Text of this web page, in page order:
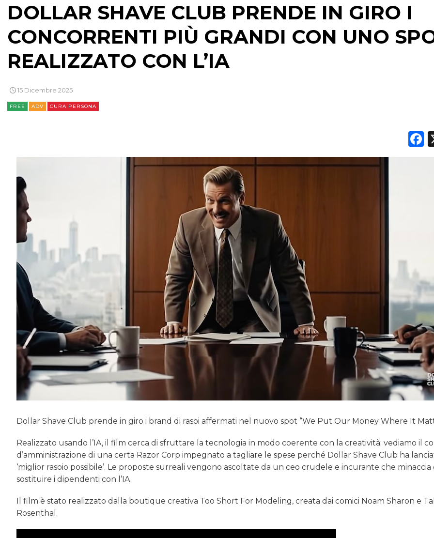
CASE HISTORY
OPINIONI
DOLLAR SHAVE CLUB PRENDE IN GIRO I
CONCORRENTI PIÙ GRANDI CON UNO
REALIZZATO CON L’IA
15 Dicembre 2025
FREE ADV CURA PERSONA
Dollar Shave Club prende in giro i brand di rasoi affermati nel nuovo spot “We Put Our Money Where It
Realizzato usando l’IA, il film cerca di sfruttare la tecnologia in modo coerente con la creatività: vediamo il
d’amministrazione di una certa Razor Corp impegnato a tagliare le spese perché Dollar Shave Club ha
‘miglior rasoio possibile’. Le proposte surreali vengono ascoltate da un ceo crudele e incurante che minaccia
sostituire i dipendenti con l’IA.
Il film è stato realizzato dalla boutique creativa Too Short For Modeling, creata dai comici Noam Sharon e
Rosenthal.